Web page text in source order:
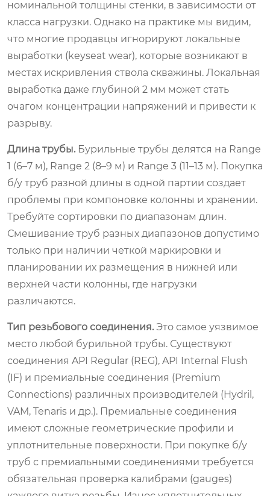
номинальной толщины стенки, в зависимости от
класса нагрузки. Однако на практике мы видим,
что многие продавцы игнорируют локальные
выработки (keyseat wear), которые возникают в
местах искривления ствола скважины. Локальная
выработка даже глубиной 2 мм может стать
очагом концентрации напряжений и привести к
разрыву.
Длина трубы. Бурильные трубы делятся на Range
1 (6–7 м), Range 2 (8–9 м) и Range 3 (11–13 м). Покупка
б/у труб разной длины в одной партии создает
проблемы при компоновке колонны и хранении.
Требуйте сортировки по диапазонам длин.
Смешивание труб разных диапазонов допустимо
только при наличии четкой маркировки и
планировании их размещения в нижней или
верхней части колонны, где нагрузки
различаются.
Тип резьбового соединения. Это самое уязвимое
место любой бурильной трубы. Существуют
соединения API Regular (REG), API Internal Flush
(IF) и премиальные соединения (Premium
Connections) различных производителей (Hydril,
VAM, Tenaris и др.). Премиальные соединения
имеют сложные геометрические профили и
уплотнительные поверхности. При покупке б/у
труб с премиальными соединениями требуется
обязательная проверка калибрами (gauges)